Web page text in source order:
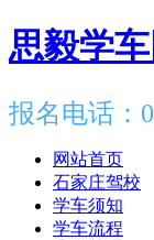
思毅学车
报名电话：
网站首页
石家庄驾校
学车须知
学车流程